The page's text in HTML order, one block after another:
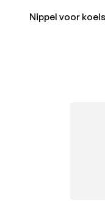
Nippel voor